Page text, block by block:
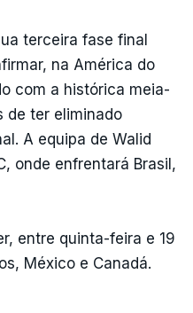
terceira fase final
na América do
com a histórica meia-
de ter eliminado
A equipa de Walid
onde enfrentará Brasil,
entre quinta-feira e 19
México e Canadá.